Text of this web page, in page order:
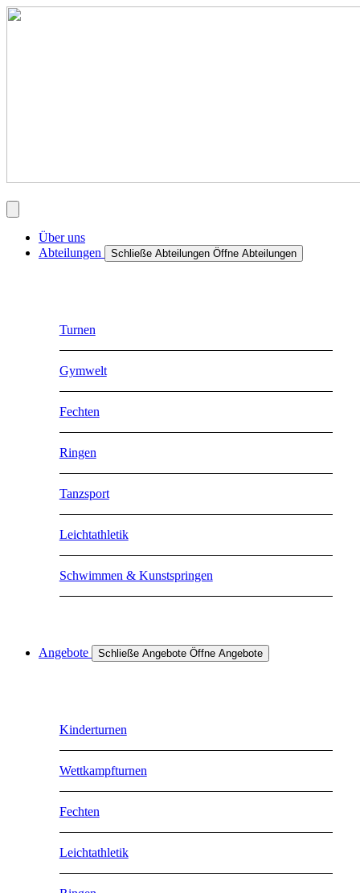
Über uns
Abteilungen
Schließe Abteilungen Öffne Abteilungen
Turnen
Gymwelt
Fechten
Ringen
Tanzsport
Leichtathletik
Schwimmen & Kunstspringen
Angebote Schließe Angebote Öffne Angebote
Kinderturnen
Wettkampfturnen
Fechten
Leichtathletik